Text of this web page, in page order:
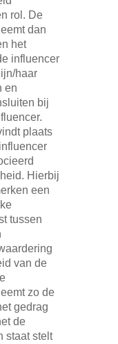
rol. De
dan
het
influencer
haar
en
bij
plaats
Hierbij
een
tussen
van de
zo de
gedrag
de
staat stelt